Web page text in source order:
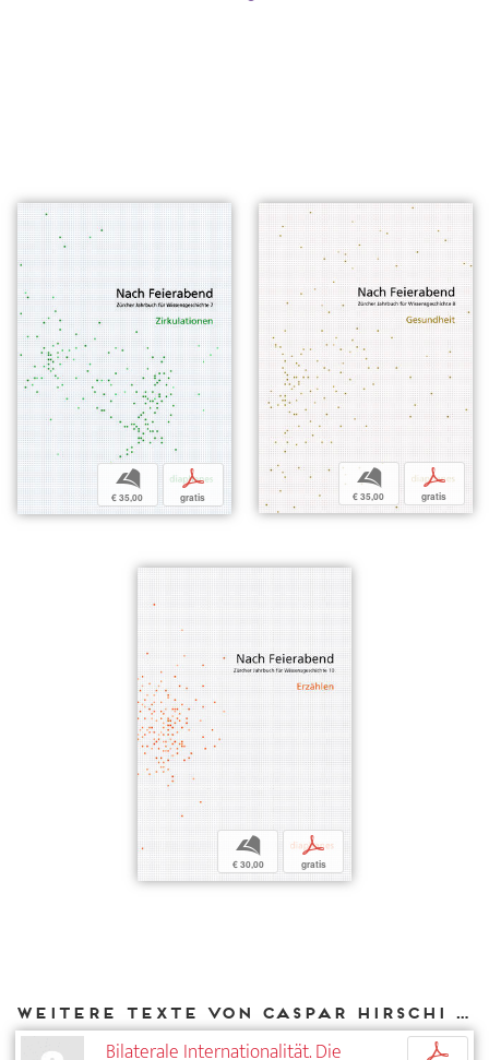
b
€ 35,00
p
gratis
b
€ 35,00
p
gratis
b
€ 30,00
p
gratis
Weitere Texte von Caspar Hirschi bei DIAPHANES
Bilaterale Internationalität. Die p